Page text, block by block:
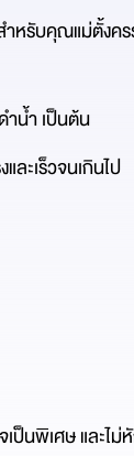
สำหรับคุณแม่ตั้งค
ำน้ำ เป็นต้น
ะเร็วจนเกินไป
ป็นพิเศษ และไม่